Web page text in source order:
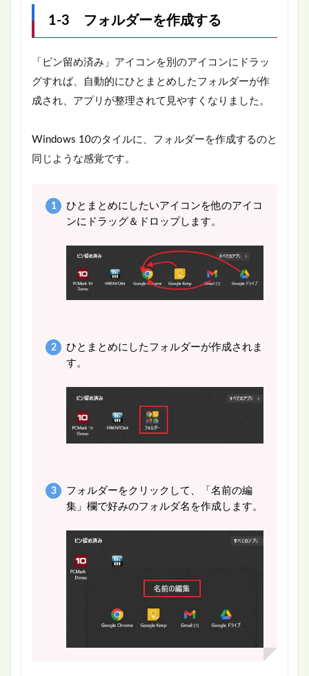
1-3 フォルダーを作成する
「ピン留め済み」アイコンを別のアイコンにドラッ
グすれば、自動的にひとまとめしたフォルダーが作
成され、アプリが整理されて見やすくなりました。
Windows 10のタイルに、フォルダーを作成するのと
同じような感覚です。
ひとまとめにしたいアイコンを他のアイコ
ンにドラッグ＆ドロップします。
ひとまとめにしたフォルダーが作成されま
す。
フォルダーをクリックして、「名前の編
集」欄で好みのフォルダ名を作成します。